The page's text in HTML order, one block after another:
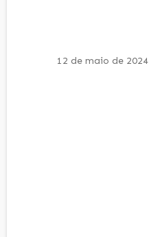
12 de maio de 2024